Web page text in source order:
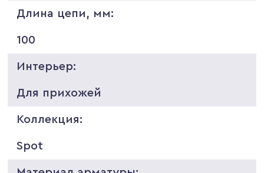
Длина цепи, мм:
100
Интерьер:
Для прихожей
Коллекция:
Spot